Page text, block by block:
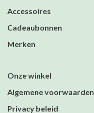
Accessoires
Cadeaubonnen
Merken
Onze winkel
Algemene voorwaarden
Privacy beleid